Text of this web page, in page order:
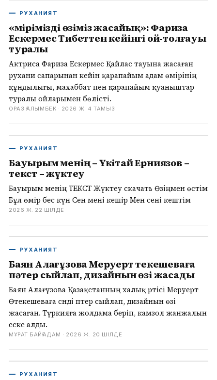
РУХАНИЯТ
«Өмірімізді өзіміз жасайық»: Фариза
Ескермес Тибеттен кейінгі ой-толғауы
туралы
Актриса Фариза Ескермес Қайлас тауына жасаған
рухани сапарынан кейін қарапайым адам өмірінің
құндылығы, махаббат пен қарапайым қуаныштар
туралы ойларымен бөлісті.
ОРАЗ ҒАЛЫМБЕК · 2026 Ж. 4 ТАМЫЗ
РУХАНИЯТ
Бауырым менің – Үкітай Ерниязов –
текст – жүктеу
Бауырым менің ТЕКСТ Жүктеу скачать Өзіңмен өстім
Бұл өмір бес күн Сен мені кешір Мен сені кештім
2026 Ж. 22 ШІЛДЕ
РУХАНИЯТ
Баян Алағұзова Меруерт Өтекешеваға
пәтер сыйлап, дизайнын өзі жасады
Баян Алағұзова Қазақстанның халық әртісі Меруерт
Өтекешеваға сәнді пәтер сыйлап, дизайнын өзі
жасаған. Түркияға жолдама беріп, камзол жанжалын
еске алды.
МҰРАТ БАЙҒАДАМ · 2026 Ж. 20 ШІЛДЕ
РУХАНИЯТ